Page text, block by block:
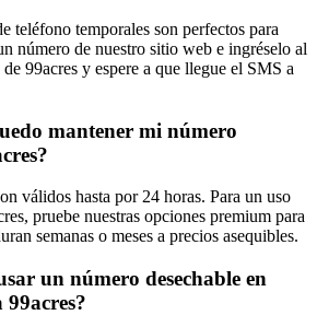
teléfono temporales son perfectos para
número de nuestro sitio web e ingréselo al
99acres y espere a que llegue el SMS a
mantener mi número
válidos hasta por 24 horas. Para un uso
pruebe nuestras opciones premium para
semanas o meses a precios asequibles.
un número desechable en